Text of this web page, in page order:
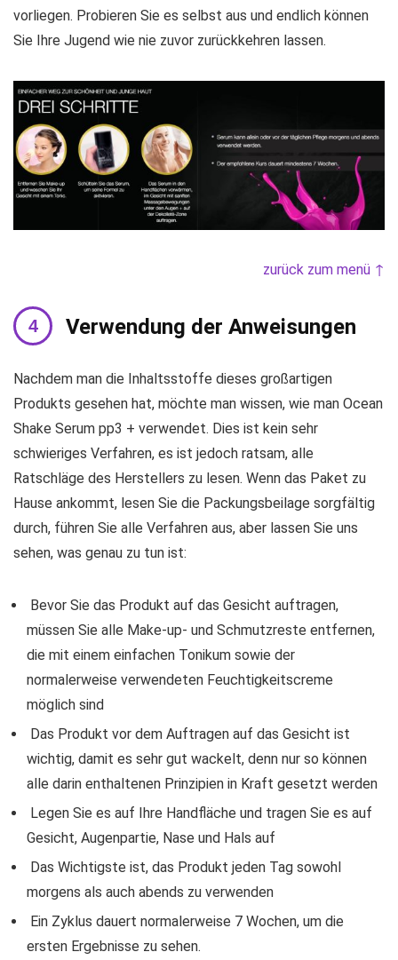
vorliegen. Probieren Sie es selbst aus und endlich können
Sie Ihre Jugend wie nie zuvor zurückkehren lassen.
zurück zum menü ↑
Verwendung der Anweisungen
Nachdem man die Inhaltsstoffe dieses großartigen
Produkts gesehen hat, möchte man wissen, wie man Ocean
Shake Serum pp3 + verwendet. Dies ist kein sehr
schwieriges Verfahren, es ist jedoch ratsam, alle
Ratschläge des Herstellers zu lesen. Wenn das Paket zu
Hause ankommt, lesen Sie die Packungsbeilage sorgfältig
durch, führen Sie alle Verfahren aus, aber lassen Sie uns
sehen, was genau zu tun ist:
Bevor Sie das Produkt auf das Gesicht auftragen,
müssen Sie alle Make-up- und Schmutzreste entfernen,
die mit einem einfachen Tonikum sowie der
normalerweise verwendeten Feuchtigkeitscreme
möglich sind
Das Produkt vor dem Auftragen auf das Gesicht ist
wichtig, damit es sehr gut wackelt, denn nur so können
alle darin enthaltenen Prinzipien in Kraft gesetzt werden
Legen Sie es auf Ihre Handfläche und tragen Sie es auf
Gesicht, Augenpartie, Nase und Hals auf
Das Wichtigste ist, das Produkt jeden Tag sowohl
morgens als auch abends zu verwenden
Ein Zyklus dauert normalerweise 7 Wochen, um die
ersten Ergebnisse zu sehen.